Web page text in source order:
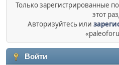
Только зарегистрированные
этот
Авторизуйтесь или
Войти